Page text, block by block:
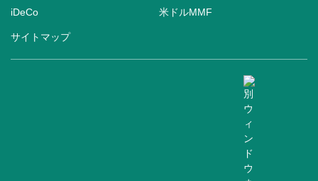
iDeCo 米ドルMMF
サイトマップ